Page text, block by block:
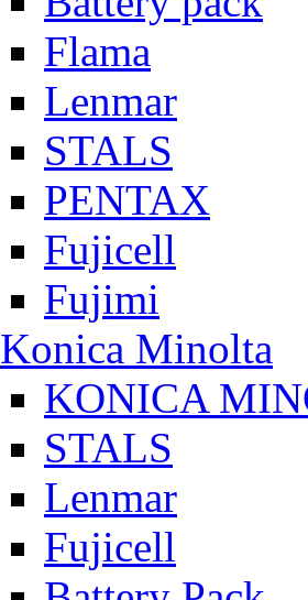
Flama
Lenmar
STALS
PENTAX
Fujicell
Fujimi
Konica Minolta
KONICA
STALS
Lenmar
Fujicell